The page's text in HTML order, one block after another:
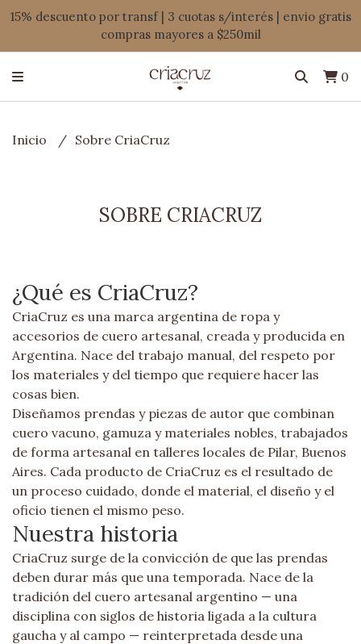
15% descuento por transf | 3 cuotas s/interés | envio gratis
compras mayores a $250mil
0
Inicio Sobre CriaCruz
SOBRE CRIACRUZ
¿Qué es CriaCruz?
CriaCruz es una marca argentina de ropa y
accesorios de cuero artesanal, creada y producida en
Argentina. Nace del trabajo manual, del respeto por
los materiales y del tiempo que requiere hacer las
cosas bien.
Diseñamos prendas y piezas de autor que combinan
cuero vacuno, gamuza y materiales nobles, trabajados
de forma artesanal en talleres locales de Pilar, Buenos
Aires. Cada producto de CriaCruz es el resultado de
un proceso cuidado, donde el material, el diseño y el
oficio tienen el mismo peso.
Nuestra historia
CriaCruz surge de la convicción de que las prendas
deben durar más que una temporada. Nace de la
tradición del cuero artesanal argentino — una
disciplina con siglos de historia ligada a la cultura
gaucha y al campo — reinterpretada desde una